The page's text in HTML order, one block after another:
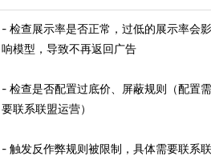
- 检查展示率是否正常，过低的展示率会影
响模型，导致不再返回广告
- 检查是否配置过底价、屏蔽规则（配置需
要联系联盟运营）
- 触发反作弊规则被限制，具体需要联系联